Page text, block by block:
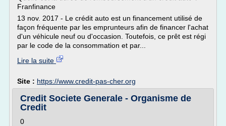
Franfinance
13 nov. 2017 - Le crédit auto est un financement utilisé de
façon fréquente par les emprunteurs afin de financer l'achat
d'un véhicule neuf ou d'occasion. Toutefois, ce prêt est régi
par le code de la consommation et par...
Lire la suite
Site : https://www.credit-pas-cher.org
Credit Societe Generale - Organisme de
Credit
0